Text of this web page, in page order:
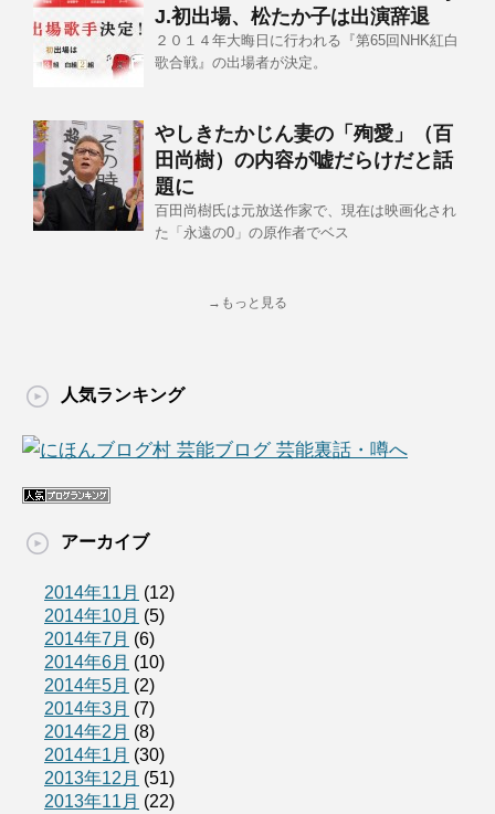
J.初出場、松たか子は出演辞退
２０１４年大晦日に行われる『第65回NHK紅白
歌合戦』の出場者が決定。
やしきたかじん妻の「殉愛」（百
田尚樹）の内容が嘘だらけだと話
題に
百田尚樹氏は元放送作家で、現在は映画化され
た「永遠の0」の原作者でベス
→もっと見る
人気ランキング
アーカイブ
2014年11月 (12)
2014年10月 (5)
2014年7月 (6)
2014年6月 (10)
2014年5月 (2)
2014年3月 (7)
2014年2月 (8)
2014年1月 (30)
2013年12月 (51)
2013年11月 (22)